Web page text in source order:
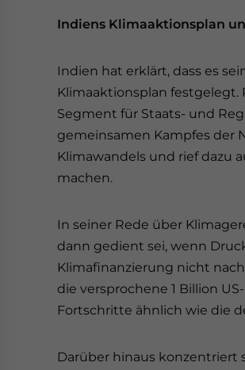
Indiens Klimaaktionsplan
Indien hat erklärt, dass es
Klimaaktionsplan festgelegt.
Segment für Staats- und
gemeinsamen Kampfes der
Klimawandels und rief dazu
machen.
In seiner Rede über
dann gedient sei, wenn
Klimafinanzierung nicht
die versprochene 1 Billion
Fortschritte ähnlich wie die
Darüber hinaus konzentriert